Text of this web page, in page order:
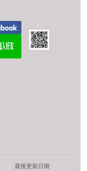
最後更新日期 :